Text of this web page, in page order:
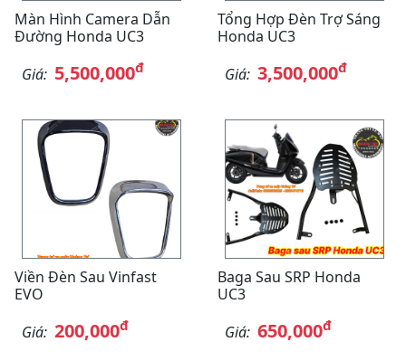
Màn Hình Camera Dẫn
Đường Honda UC3
Giá: 5,500,000đ
Tổng Hợp Đèn Trợ Sáng
Honda UC3
Giá: 3,500,000đ
Viền Đèn Sau Vinfast
EVO
Giá: 200,000đ
Baga Sau SRP Honda
UC3
Giá: 650,000đ